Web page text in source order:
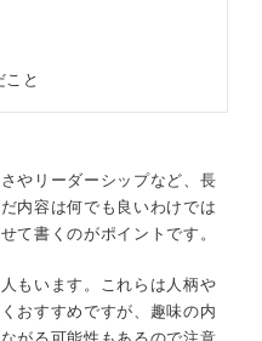
と
やリーダーシップなど、長
内容は何でも良いわけでは
て書くのがポイントです。
もいます。これらは人柄や
おすすめですが、趣味の内